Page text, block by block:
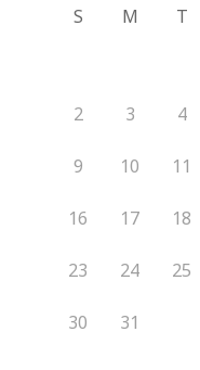
S
M T
2 3 4
9 10 11
16 17 18
23 24 25
30 31